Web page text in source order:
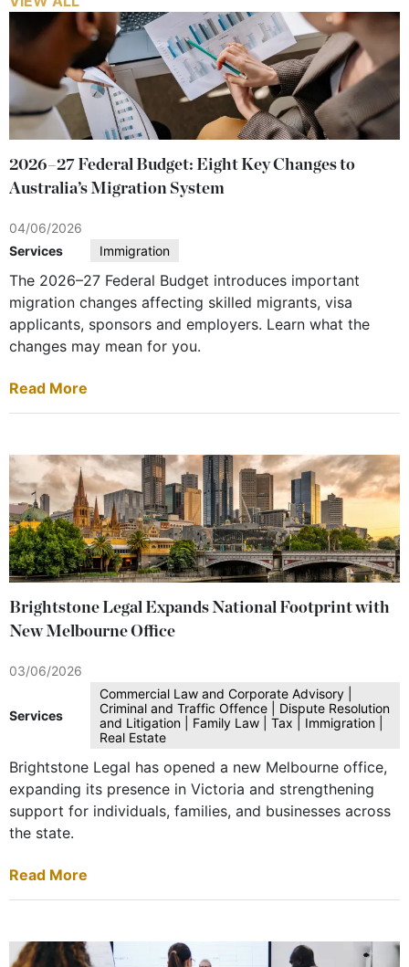
2026–27 Federal Budget: Eight Key Changes to
Australia’s Migration System
04/06/2026
Services
Immigration
The 2026–27 Federal Budget introduces important
migration changes affecting skilled migrants, visa
applicants, sponsors and employers. Learn what the
changes may mean for you.
Read More
Brightstone Legal Expands National Footprint with
New Melbourne Office
03/06/2026
Services
Commercial Law and Corporate Advisory |
Criminal and Traffic Offence | Dispute Resolution
and Litigation | Family Law | Tax | Immigration |
Real Estate
Brightstone Legal has opened a new Melbourne office,
expanding its presence in Victoria and strengthening
support for individuals, families, and businesses across
the state.
Read More